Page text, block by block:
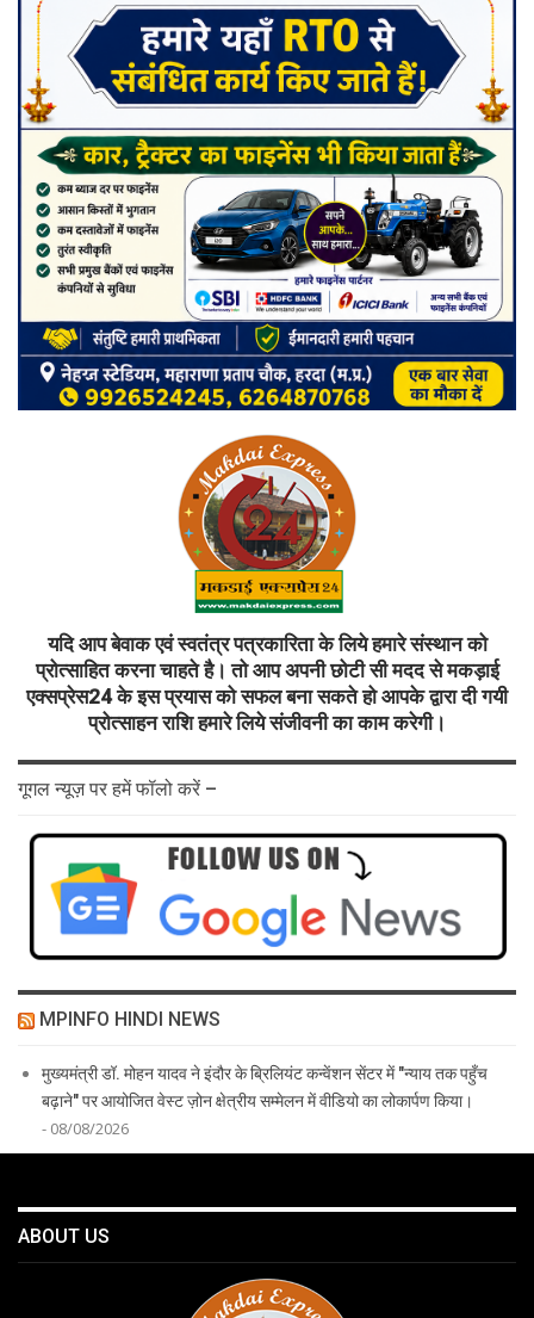
यदि आप बेवाक एवं स्वतंत्र पत्रकारिता के लिये हमारे संस्थान को
प्रोत्साहित करना चाहते है। तो आप अपनी छोटी सी मदद से मकड़ाई
एक्सप्रेस24 के इस प्रयास को सफल बना सकते हो आपके द्वारा दी गयी
प्रोत्साहन राशि हमारे लिये संजीवनी का काम करेगी।
गूगल न्यूज़ पर हमें फॉलो करें –
MPINFO HINDI NEWS
मुख्यमंत्री डॉ. मोहन यादव ने इंदौर के ब्रिलियंट कन्वेंशन सेंटर में "न्याय तक पहुँच
बढ़ाने" पर आयोजित वेस्ट ज़ोन क्षेत्रीय सम्मेलन में वीडियो का लोकार्पण किया।
- 08/08/2026
ABOUT US